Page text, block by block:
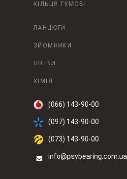
КІЛЬЦЯ ГУМОВІ
ЛАНЦЮГИ
ЗЙОМНИКИ
ШКІВИ
ХІМІЯ
(066) 143-90-00
(097) 143-90-00
(073) 143-90-00
info@psvbearing.com.ua